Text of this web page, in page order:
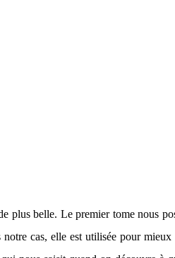
plus belle. Le premier tome nous
cas, elle est utilisée pour mieux